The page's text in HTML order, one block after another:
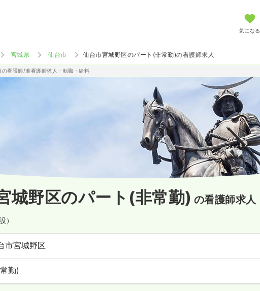
気になる
宮城県 仙台市 仙台市宮城野区のパート(非常勤)の看護師求人
看護師/准看護師求人・転職・給料
城野区のパート(非常勤) の看護師求人
）
市宮城野区
勤)